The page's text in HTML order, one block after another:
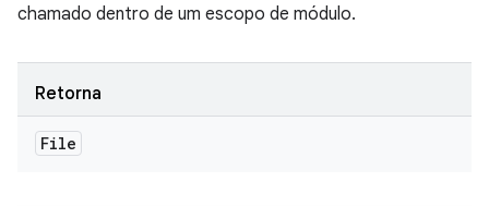
chamado dentro de um escopo de módulo.
Retorna
File